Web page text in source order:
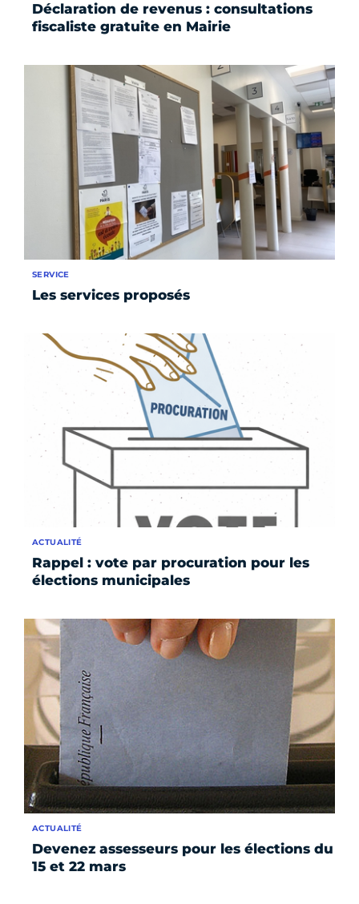
Déclaration de revenus : consultations
fiscaliste gratuite en Mairie
Les services proposés
SERVICE
Rappel : vote par procuration pour les
élections municipales
ACTUALITÉ
Devenez assesseurs pour les élections du
15 et 22 mars
ACTUALITÉ